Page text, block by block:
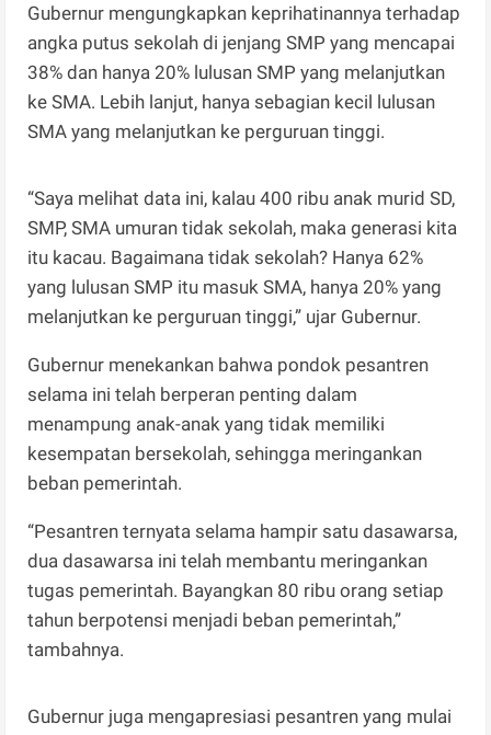
Gubernur mengungkapkan keprihatinannya terhadap
angka putus sekolah di jenjang SMP yang mencapai
38% dan hanya 20% lulusan SMP yang melanjutkan
ke SMA. Lebih lanjut, hanya sebagian kecil lulusan
SMA yang melanjutkan ke perguruan tinggi.
“Saya melihat data ini, kalau 400 ribu anak murid SD,
SMP, SMA umuran tidak sekolah, maka generasi kita
itu kacau. Bagaimana tidak sekolah? Hanya 62%
yang lulusan SMP itu masuk SMA, hanya 20% yang
melanjutkan ke perguruan tinggi,” ujar Gubernur.
Gubernur menekankan bahwa pondok pesantren
selama ini telah berperan penting dalam
menampung anak-anak yang tidak memiliki
kesempatan bersekolah, sehingga meringankan
beban pemerintah.
“Pesantren ternyata selama hampir satu dasawarsa,
dua dasawarsa ini telah membantu meringankan
tugas pemerintah. Bayangkan 80 ribu orang setiap
tahun berpotensi menjadi beban pemerintah,”
tambahnya.
Gubernur juga mengapresiasi pesantren yang mulai